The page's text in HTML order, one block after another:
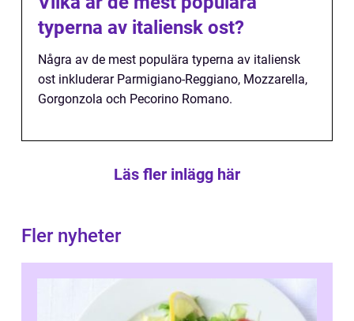
typerna av italiensk ost?
Några av de mest populära typerna av italiensk
ost inkluderar Parmigiano-Reggiano, Mozzarella,
Gorgonzola och Pecorino Romano.
Läs fler inlägg här
Fler nyheter